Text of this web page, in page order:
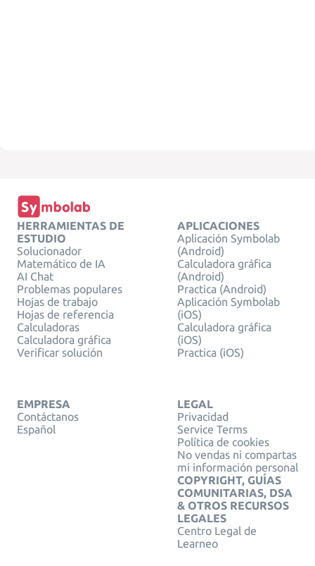
HERRAMIENTAS DE
ESTUDIO
Solucionador
Matemático de IA
AI Chat
Problemas populares
Hojas de trabajo
Hojas de referencia
Calculadoras
Calculadora gráfica
Verificar solución
APLICACIONES
Aplicación Symbolab
(Android)
Calculadora gráfica
(Android)
Practica (Android)
Aplicación Symbolab
(iOS)
Calculadora gráfica
(iOS)
Practica (iOS)
EMPRESA
Contáctanos
Español
LEGAL
Privacidad
Service Terms
Política de cookies
No vendas ni compartas
mi información personal
COPYRIGHT, GUÍAS
COMUNITARIAS, DSA
& OTROS RECURSOS
LEGALES
Centro Legal de
Learneo